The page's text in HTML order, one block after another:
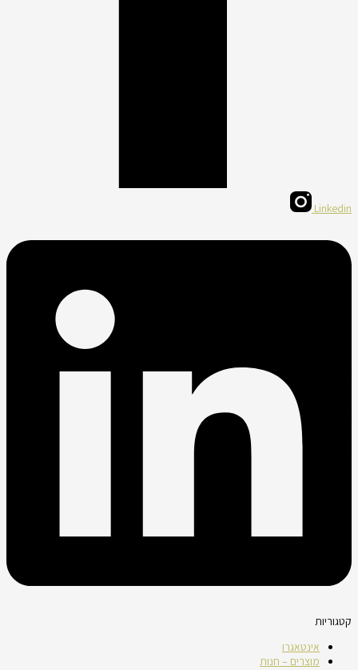
Linkedin
קטגוריות
אינטאגרו
מוצרים – חנות